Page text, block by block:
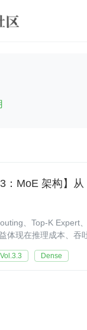
、Top-K Expert
体现在推理成本、吞
Vol.3.3 Dense